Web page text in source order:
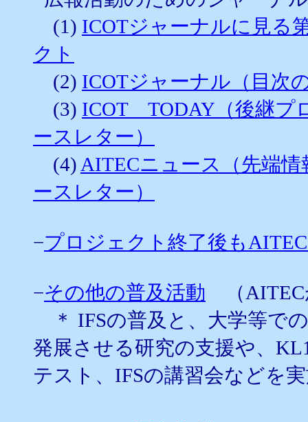
(1) ICOTジャーナルに見る
クト
(2) ICOTジャーナル（目次
(3) ICOT TODAY（後継プ
ースレター）
(4) AITECニュース（先端
ースレター）
−プロジェクト終了後も
−その他の普及活動 （AITEC
＊ IFSの普及と、大学等で
発展させる研究の支援や、
テスト、IFSの講習会などを